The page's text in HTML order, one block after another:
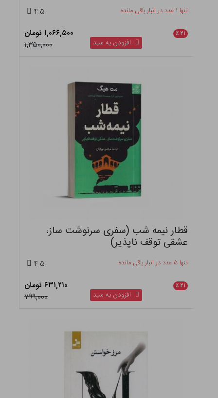
تنها ۱ عدد در انبار باقی مانده ۴.۵
۲۱ ٪
۱,۰۶۶,۵۰۰ تومان
۱,۳۵۰,۰۰۰
افزودن به سبد
قطار نیمه شب (سفری سرنوشت ساز،
عشقی توقف ناپذیر)
تنها ۵ عدد در انبار باقی مانده ۴.۵
۲۱ ٪
۶۳۱,۲۱۰ تومان
۷۹۹,۰۰۰
افزودن به سبد